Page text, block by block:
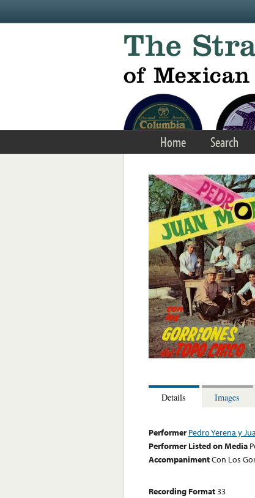
Home Search
Details Images
Performer Pedro Yerena y
Performer Listed on Media
AccompanimentCon Los
Recording Format33